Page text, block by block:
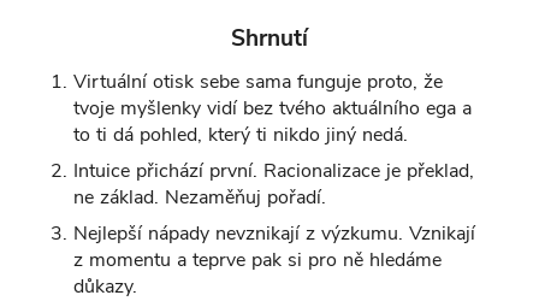
Shrnutí
Virtuální otisk sebe sama funguje proto, že
tvoje myšlenky vidí bez tvého aktuálního ega a
to ti dá pohled, který ti nikdo jiný nedá.
Intuice přichází první. Racionalizace je překlad,
ne základ. Nezaměňuj pořadí.
Nejlepší nápady nevznikají z výzkumu. Vznikají
z momentu a teprve pak si pro ně hledáme
důkazy.